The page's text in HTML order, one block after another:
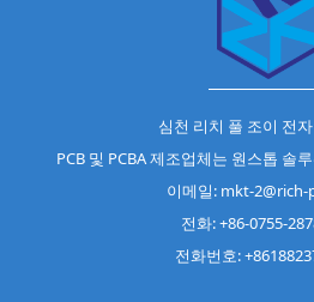
심천 리치 풀 조이 전
PCB 및 PCBA 제조업체는 원스톱 솔
이메일: mkt-2@rich-
전화: +86-0755-
전화번호: